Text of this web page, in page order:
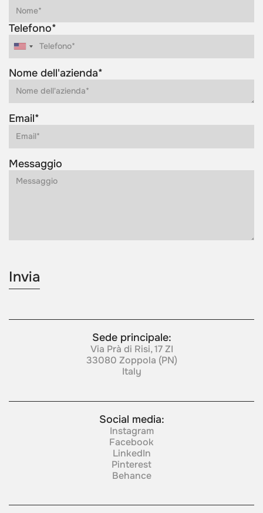
Telefono*
Nome dell'azienda*
Email*
Messaggio
Sede principale:
Via Prà di Risi, 17 ZI
33080 Zoppola (PN)
Italy
Social media:
Instagram
Facebook
LinkedIn
Pinterest
Behance